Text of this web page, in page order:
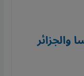
والجزائر